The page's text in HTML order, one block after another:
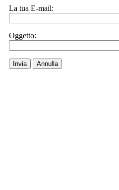
La tua E-mail:
Oggetto:
Invia Annulla